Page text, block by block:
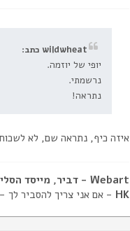
wildwheat כתב:
יופי של יוזמה.
נרשמתי.
נתראה!
איזה כיף, נתראה שם, לא
Webart - דביר, מייסד הסליק
HK - אם אני צריך להסביר